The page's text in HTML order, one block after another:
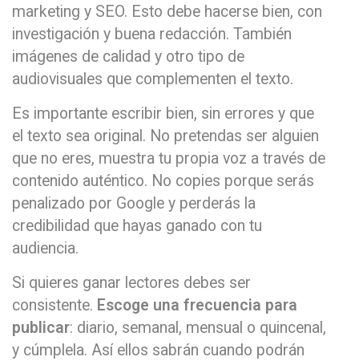
marketing y SEO. Esto debe hacerse bien, con
investigación y buena redacción. También
imágenes de calidad y otro tipo de
audiovisuales que complementen el texto.
Es importante escribir bien, sin errores y que
el texto sea original. No pretendas ser alguien
que no eres, muestra tu propia voz a través de
contenido auténtico. No copies porque serás
penalizado por Google y perderás la
credibilidad que hayas ganado con tu
audiencia.
Si quieres ganar lectores debes ser
consistente. Escoge una frecuencia para
publicar: diario, semanal, mensual o quincenal,
y cúmplela. Así ellos sabrán cuando podrán